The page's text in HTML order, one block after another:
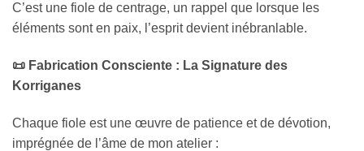
C’est une fiole de centrage, un rappel que lorsque les
éléments sont en paix, l’esprit devient inébranlable.
📜 Fabrication Consciente : La Signature des
Korriganes
Chaque fiole est une œuvre de patience et de dévotion,
imprégnée de l’âme de mon atelier :